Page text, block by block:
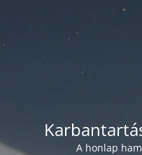
A honlap